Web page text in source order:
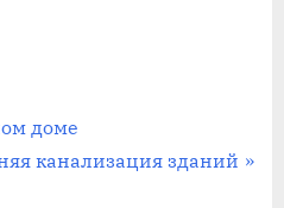
доме
канализация зданий